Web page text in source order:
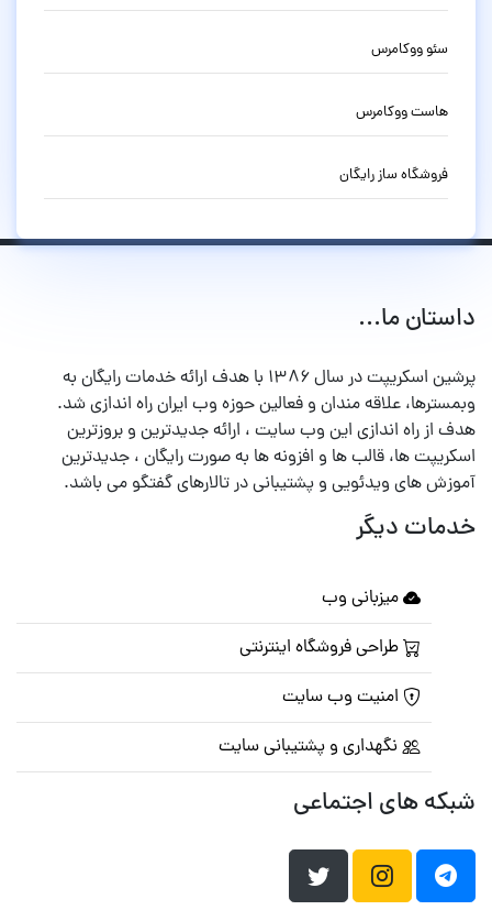
سئو ووکامرس
هاست ووکامرس
فروشگاه ساز رایگان
داستان ما...
پرشین اسکریپت در سال ۱۳۸۶ با هدف ارائه خدمات رایگان به
وبمسترها، علاقه مندان و فعالین حوزه وب ایران راه اندازی شد.
هدف از راه اندازی این وب سایت ، ارائه جدیدترین و بروزترین
اسکریپت ها، قالب ها و افزونه ها به صورت رایگان ، جدیدترین
آموزش های ویدئویی و پشتیبانی در تالارهای گفتگو می باشد.
خدمات دیگر
میزبانی وب
طراحی فروشگاه اینترنتی
امنیت وب سایت
نگهداری و پشتیبانی سایت
شبکه های اجتماعی